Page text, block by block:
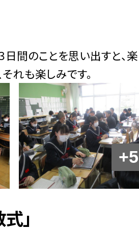
間のことを思い出すと、
れも楽しみです。
+5
」